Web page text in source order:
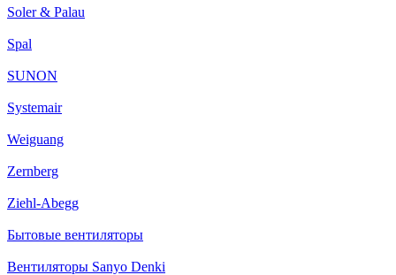
Soler & Palau
Spal
SUNON
Systemair
Weiguang
Zernberg
Ziehl-Abegg
Бытовые вентиляторы
Вентиляторы Sanyo Denki